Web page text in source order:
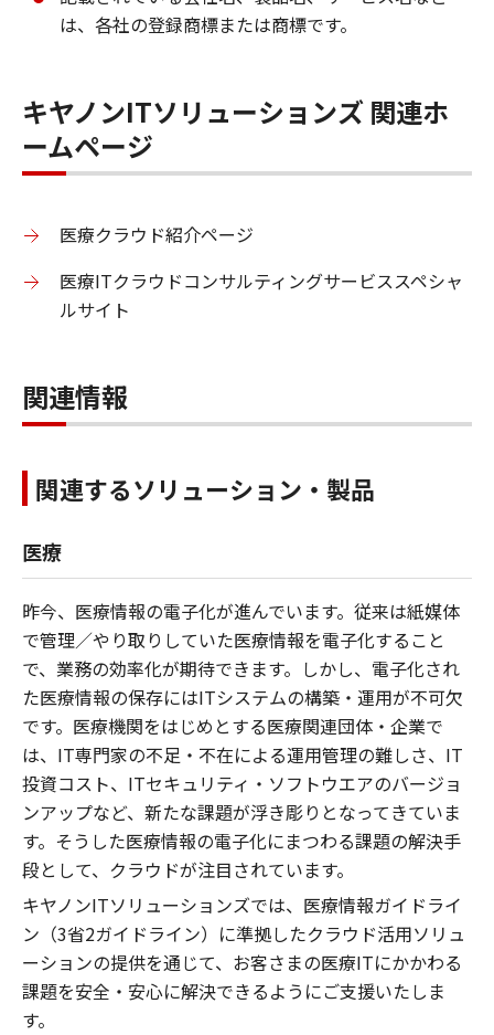
は、各社の登録商標または商標です。
キヤノンITソリューションズ 関連ホ
ームページ
医療クラウド紹介ページ
医療ITクラウドコンサルティングサービススペシャ
ルサイト
関連情報
関連するソリューション・製品
医療
昨今、医療情報の電子化が進んでいます。従来は紙媒体
で管理／やり取りしていた医療情報を電子化すること
で、業務の効率化が期待できます。しかし、電子化され
た医療情報の保存にはITシステムの構築・運用が不可欠
です。医療機関をはじめとする医療関連団体・企業で
は、IT専門家の不足・不在による運用管理の難しさ、IT
投資コスト、ITセキュリティ・ソフトウエアのバージョ
ンアップなど、新たな課題が浮き彫りとなってきていま
す。そうした医療情報の電子化にまつわる課題の解決手
段として、クラウドが注目されています。
キヤノンITソリューションズでは、医療情報ガイドライ
ン（3省2ガイドライン）に準拠したクラウド活用ソリュ
ーションの提供を通じて、お客さまの医療ITにかかわる
課題を安全・安心に解決できるようにご支援いたしま
す。